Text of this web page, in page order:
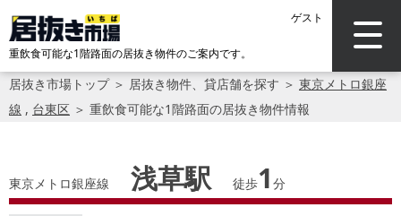
ゲスト
重飲食可能な1階路面の居抜き物件のご案内です。
居抜き市場トップ＞ 居抜き物件、貸店舗を探す ＞ 東京メトロ銀座
線 , 台東区 ＞ 重飲食可能な1階路面の居抜き物件情報
東京メトロ銀座線 浅草駅 徒歩1 分